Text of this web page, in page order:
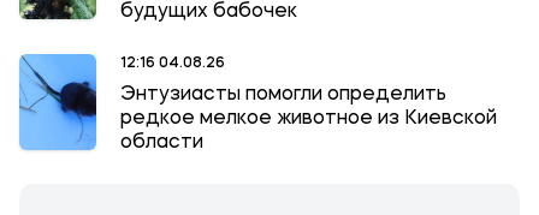
будущих бабочек
12:16 04.08.26
Энтузиасты помогли определить
редкое мелкое животное из Киевской
области